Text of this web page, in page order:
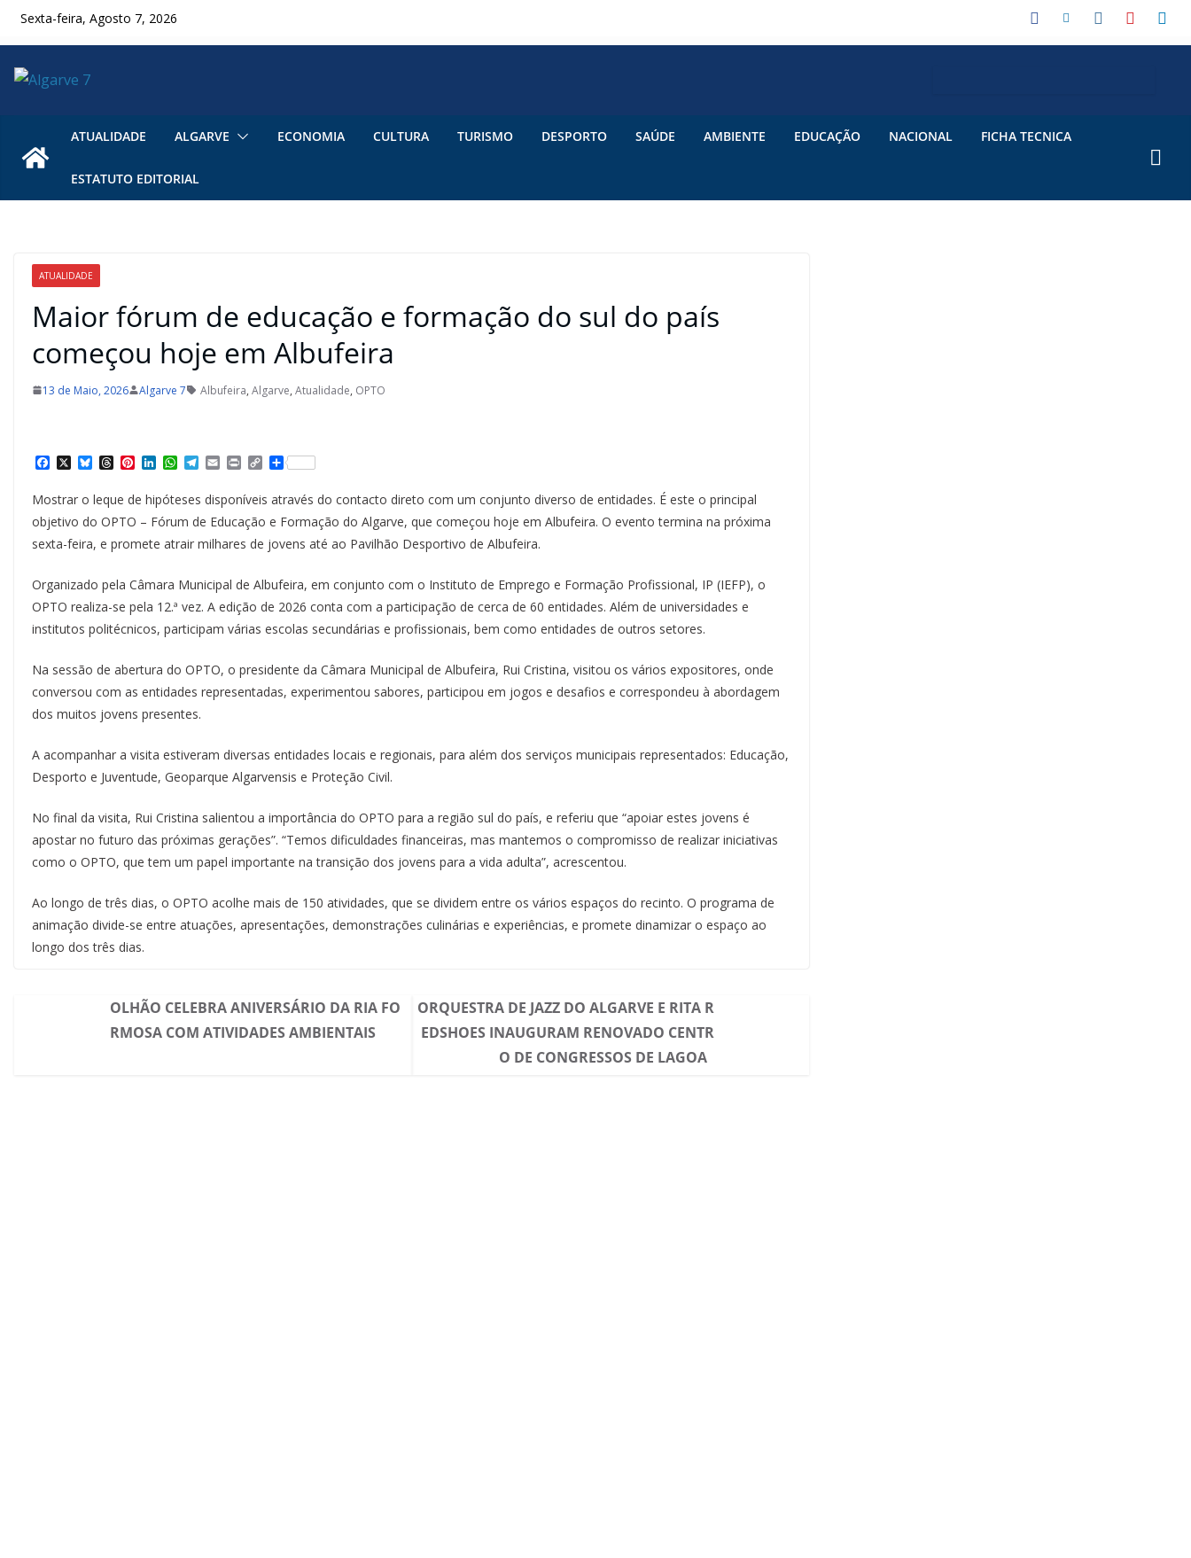
SkipSexta-feira, Agosto 7, 2026
ATUALIDADE ALGARVE ECONOMIA CULTURA TURISMO DESPORTO SAÚDE AMBIENTE EDUCAÇÃO NACIONAL FICHA TECNICA
ESTATUTO EDITORIAL
ATUALIDADE
Maior fórum de educação e formação do sul do país
começou hoje em Albufeira
13 de Maio, 2026 Algarve 7 Albufeira, Algarve, Atualidade, OPTO
a
e
b
o
o
X B
u
e
s
k
y
T
h
e
a
s
P
t
e
e
t
L
k
e
d
I
W
h
t
s
A
p
T
e
e
g
r
a
E
m
i
l
P
i
n
t
C
o
y
L
i
n
S
h
r
e
Mostrar o leque de hipóteses disponíveis através do contacto direto com um conjunto diverso de entidades. É este o principal
objetivo do OPTO – Fórum de Educação e Formação do Algarve, que começou hoje em Albufeira. O evento termina na próxima
sexta-feira, e promete atrair milhares de jovens até ao Pavilhão Desportivo de Albufeira.
Organizado pela Câmara Municipal de Albufeira, em conjunto com o Instituto de Emprego e Formação Profissional, IP (IEFP), o
OPTO realiza-se pela 12.ª vez. A edição de 2026 conta com a participação de cerca de 60 entidades. Além de universidades e
institutos politécnicos, participam várias escolas secundárias e profissionais, bem como entidades de outros setores.
Na sessão de abertura do OPTO, o presidente da Câmara Municipal de Albufeira, Rui Cristina, visitou os vários expositores, onde
conversou com as entidades representadas, experimentou sabores, participou em jogos e desafios e correspondeu à abordagem
dos muitos jovens presentes.
A acompanhar a visita estiveram diversas entidades locais e regionais, para além dos serviços municipais representados: Educação,
Desporto e Juventude, Geoparque Algarvensis e Proteção Civil.
No final da visita, Rui Cristina salientou a importância do OPTO para a região sul do país, e referiu que “apoiar estes jovens é
apostar no futuro das próximas gerações”. “Temos dificuldades financeiras, mas mantemos o compromisso de realizar iniciativas
como o OPTO, que tem um papel importante na transição dos jovens para a vida adulta”, acrescentou.
Ao longo de três dias, o OPTO acolhe mais de 150 atividades, que se dividem entre os vários espaços do recinto. O programa de
animação divide-se entre atuações, apresentações, demonstrações culinárias e experiências, e promete dinamizar o espaço ao
longo dos três dias.
OLHÃO CELEBRA ANIVERSÁRIO DA RIA FO
RMOSA COM ATIVIDADES AMBIENTAIS
ORQUESTRA DE JAZZ DO ALGARVE E RITA R
EDSHOES INAUGURAM RENOVADO CENTR
O DE CONGRESSOS DE LAGOA